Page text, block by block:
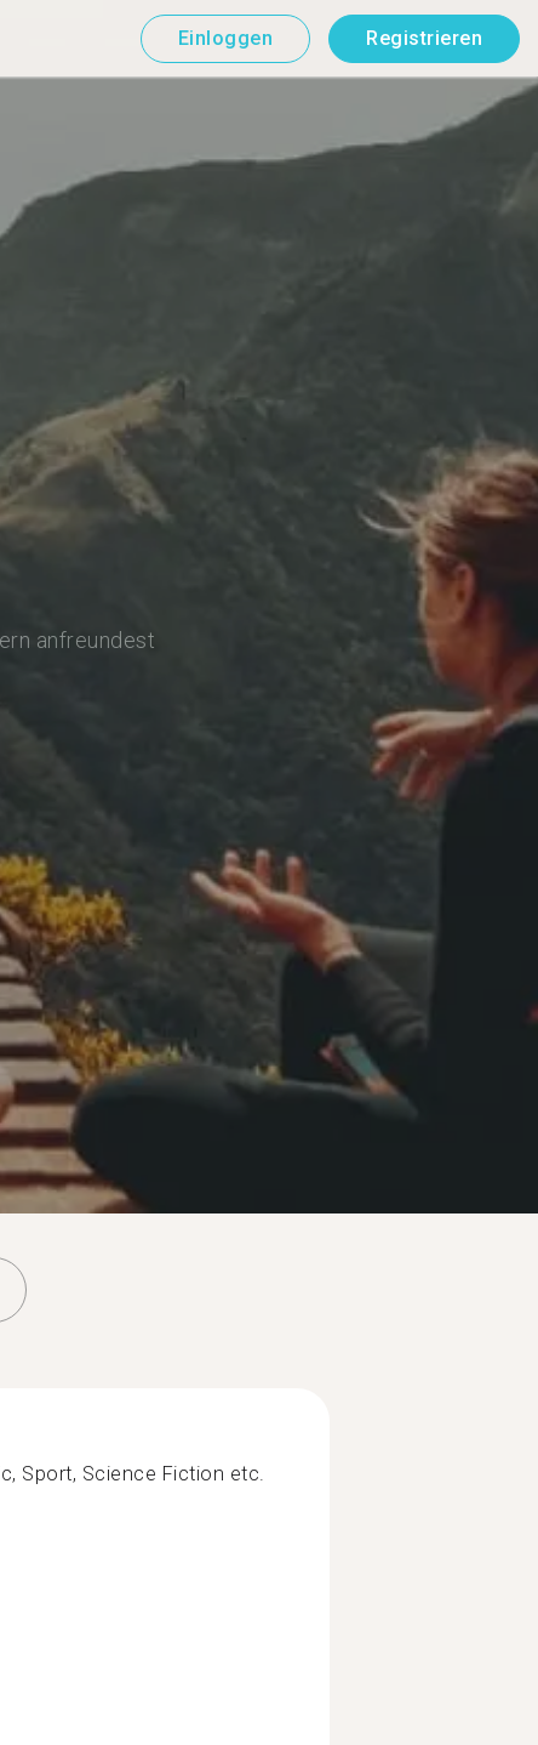
Einloggen Registrieren
anfreundest
Sport, Science Fiction etc.